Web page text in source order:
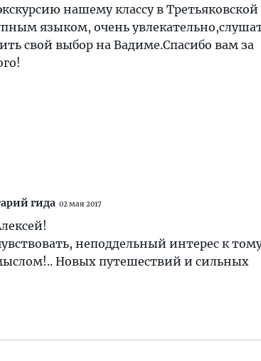
нашему классу в Третьяковской
языком, очень
свой выбор на Вадиме.Спасибо вам за
гида 02 мая 2017
неподдельный интерес к
Новых путешествий и сильных